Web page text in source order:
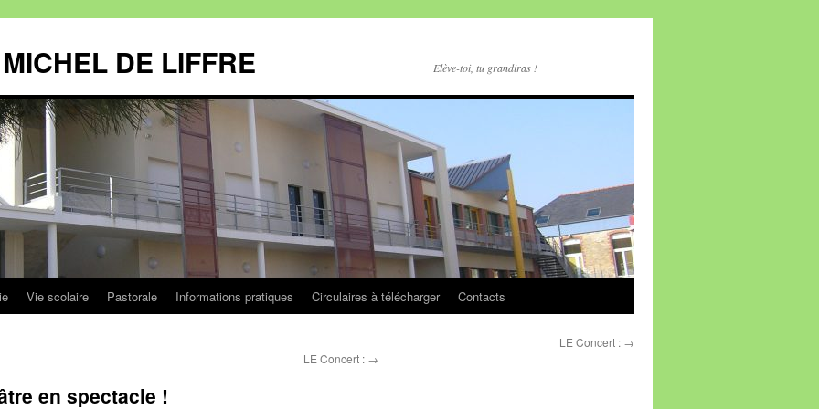
DE LIFFRE Elève-toi, tu grandiras !
Vie scolaire Pastorale Informations pratiques Circulaires à télécharger Contacts
LE Concert : →
en spectacle !
LE Concert : →